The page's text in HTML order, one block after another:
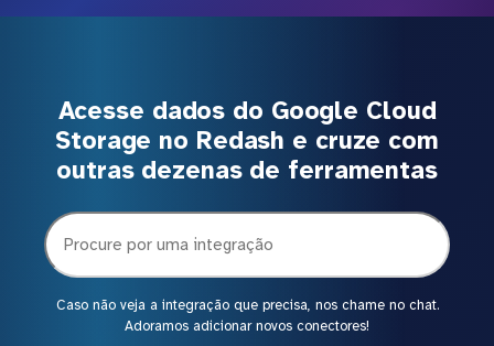
Acesse dados do Google Cloud
Storage no Redash e cruze com
outras dezenas de ferramentas
Caso não veja a integração que precisa, nos chame no chat.
Adoramos adicionar novos conectores!